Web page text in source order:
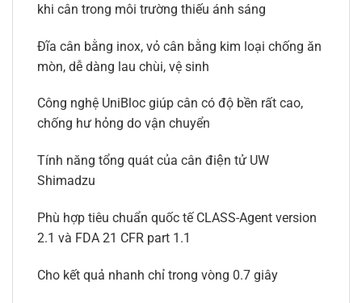
khi cân trong môi trường thiếu ánh sáng
Đĩa cân bằng inox, vỏ cân bằng kim loại chống ăn
mòn, dễ dàng lau chùi, vệ sinh
Công nghệ UniBloc giúp cân có độ bền rất cao,
chống hư hỏng do vận chuyển
Tính năng tổng quát của cân điện tử UW
Shimadzu
Phù hợp tiêu chuẩn quốc tế CLASS-Agent version
2.1 và FDA 21 CFR part 1.1
Cho kết quả nhanh chỉ trong vòng 0.7 giây